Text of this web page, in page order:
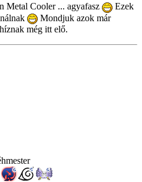
Metal Cooler ... agyafasz
Ezek
Mondjuk azok már
még itt elő.